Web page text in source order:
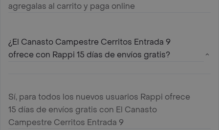
agregalas al carrito y paga online
¿El Canasto Campestre Cerritos Entrada 9
ofrece con Rappi 15 días de envíos gratis?
Sí, para todos los nuevos usuarios Rappi ofrece
15 días de envíos gratis con El Canasto
Campestre Cerritos Entrada 9